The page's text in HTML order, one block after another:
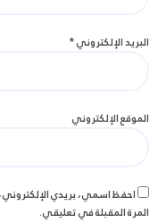
البريد الإلكتروني*
الموقع الإلكتروني
احفظ اسمي، بريدي
المرة المقبلة في تعليقي.